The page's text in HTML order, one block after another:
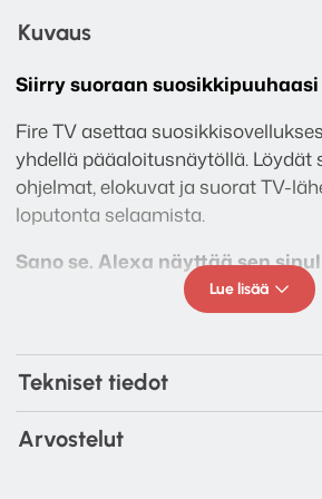
Kuvaus
Siirry suoraan suosikkipuuhaasi
Fire TV asettaa
yhdellä pääaloitusnäytöllä. Löydät
ohjelmat, elokuvat ja suorat TV-
loputonta selaamista.
Sano se. Alexa näyttää sen
Äänikaukosäätimen Alexaa
selaamista ei tarvita. Käynnistä
kanavaa, ohjaa älykotiasi ja paljon
Loistava televisiokokemus
Lue lisää
Tekniset tiedot
Arvostelut